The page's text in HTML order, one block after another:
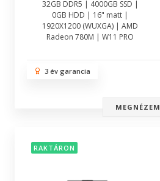
32GB DDR5 | 4000GB SSD |
0GB HDD | 16" matt |
1920X1200 (WUXGA) | AMD
Radeon 780M | W11 PRO
3 év garancia
MEGNÉZEM
RAKTÁRON